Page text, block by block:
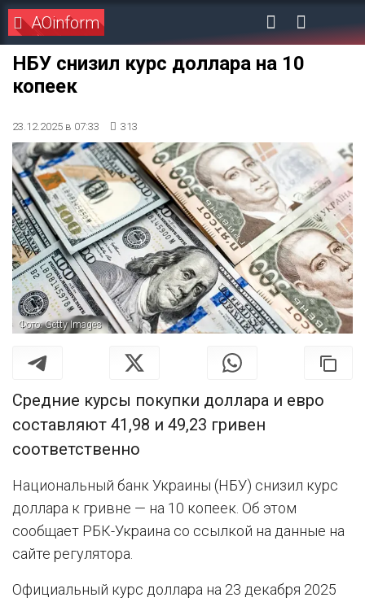
AOinform
НБУ снизил курс доллара на 10
копеек
23.12.2025 в 07:33 313
Фото: Getty Images
Средние курсы покупки доллара и евро
составляют 41,98 и 49,23 гривен
соответственно
Национальный банк Украины (НБУ) снизил курс
доллара к гривне — на 10 копеек. Об этом
сообщает РБК-Украина со ссылкой на данные на
сайте регулятора.
Официальный курс доллара на 23 декабря 2025